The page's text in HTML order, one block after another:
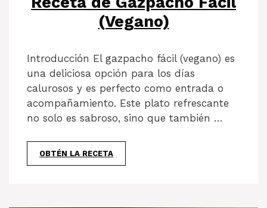
(Vegano)
Introducción El gazpacho fácil (vegano) es
una deliciosa opción para los días
calurosos y es perfecto como entrada o
acompañamiento. Este plato refrescante
no solo es sabroso, sino que también …
OBTÉN LA RECETA